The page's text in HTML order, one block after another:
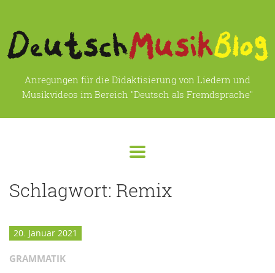
Anregungen für die Didaktisierung von Liedern und
Musikvideos im Bereich "Deutsch als Fremdsprache"
Schlagwort: Remix
20. Januar 2021
GRAMMATIK